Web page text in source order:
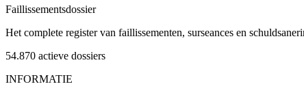
Faillissementsdossier
Het complete register van faillissementen, surseances en
54.870 actieve dossiers
INFORMATIE